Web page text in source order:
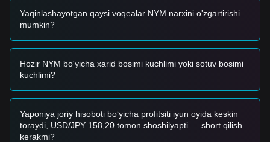
• Agar NYM narxi savdo hajmi sezilarli darajada oshgan
holda$0.0685
Xatar ssenariysi
• Agar NYM narxi psixologik qo‘llab-quvvatlash darajasi
$0.0500dan pastga tushsa, bozor chuqurroq koreksiya
Sotib olish strategiyasi
Konservativ investorlar
• NYM narxi
Yaqinlashayotgan qaysi voqealar NYM narxini o'zgartirishi
mumkin?
Hozir NYM bo'yicha xarid bosimi kuchlimi yoki sotuv bosimi
kuchlimi?
Yaponiya joriy hisoboti bo‘yicha profitsiti iyun oyida keskin
toraydi, USD/JPY 158,20 tomon shoshilyapti — short qilish
kerakmi?